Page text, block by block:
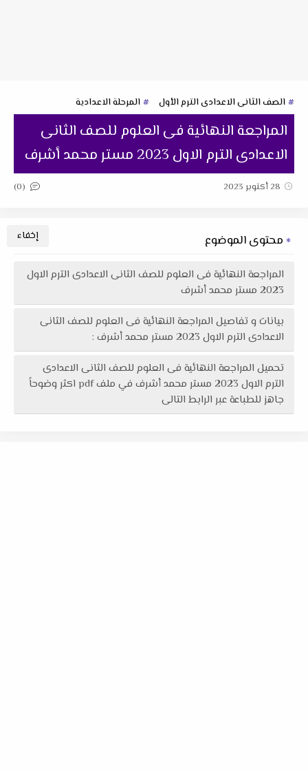
الصف الثانى الاعدادى الترم الأول المرحلة الاعدادية
المراجعة النهائية فى العلوم للصف الثانى
الاعدادى الترم الاول 2023 مستر محمد أشرف
28 أكتوبر 2023 (0)
محتوى الموضوع
المراجعة النهائية فى العلوم للصف الثانى الاعدادى الترم الاول
2023 مستر محمد أشرف
بيانات و تفاصيل المراجعة النهائية فى العلوم للصف الثانى
الاعدادى الترم الاول 2023 مستر محمد أشرف :
تحميل المراجعة النهائية فى العلوم للصف الثانى الاعدادى
الترم الاول 2023 مستر محمد أشرف في ملف pdf اكثر وضوحاً
جاهز للطباعة عبر الرابط التالى